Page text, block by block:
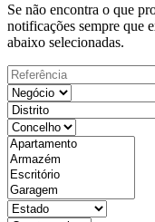
Se não encontra o que
notificações sempre que
abaixo selecionadas.